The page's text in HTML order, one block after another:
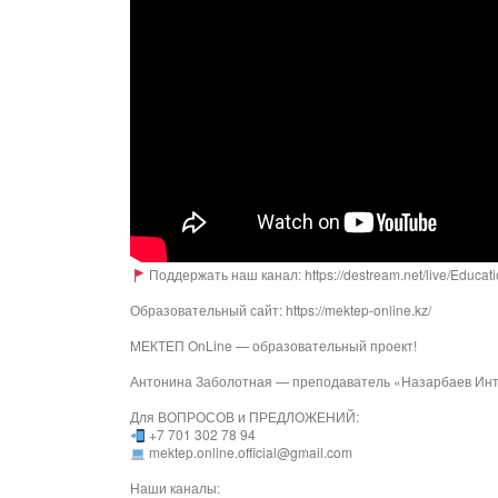
Поддержать наш канал: https://destream.net/live/
Образовательный сайт: https://mektep-online.kz/
МЕКТЕП OnLine — образовательный проект!
Антонина Заболотная — преподаватель «Назарбаев
Для ВОПРОСОВ и ПРЕДЛОЖЕНИЙ:
+7 701 302 78 94
mektep.online.official@gmail.com
Наши каналы: